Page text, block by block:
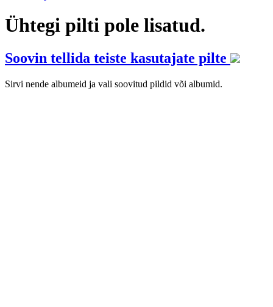
Ühtegi pilti pole lisatud.
Soovin tellida teiste kasutajate pilte
Sirvi nende albumeid ja vali soovitud pildid või albumid.